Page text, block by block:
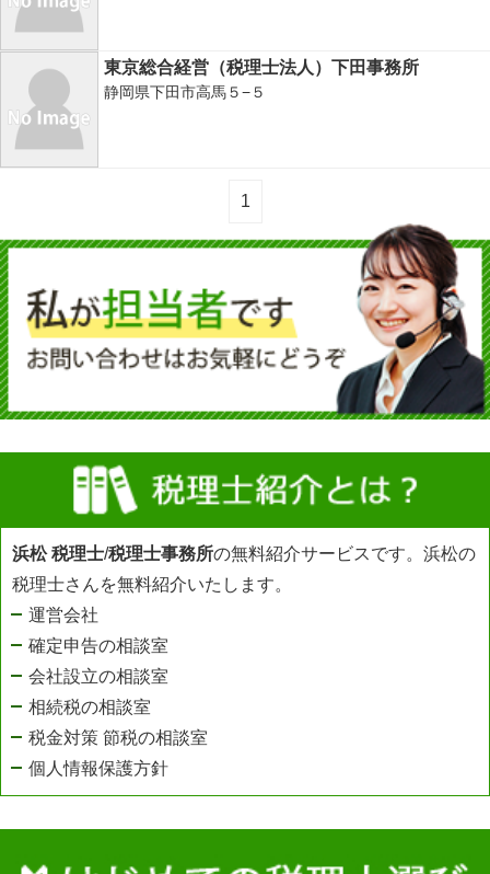
東京総合経営（税理士法人）下田事務所
静岡県下田市高馬５−５
1
浜松 税理士/税理士事務所の無料紹介サービスです。浜松の
税理士さんを無料紹介いたします。
運営会社
確定申告の相談室
会社設立の相談室
相続税の相談室
税金対策 節税の相談室
個人情報保護方針